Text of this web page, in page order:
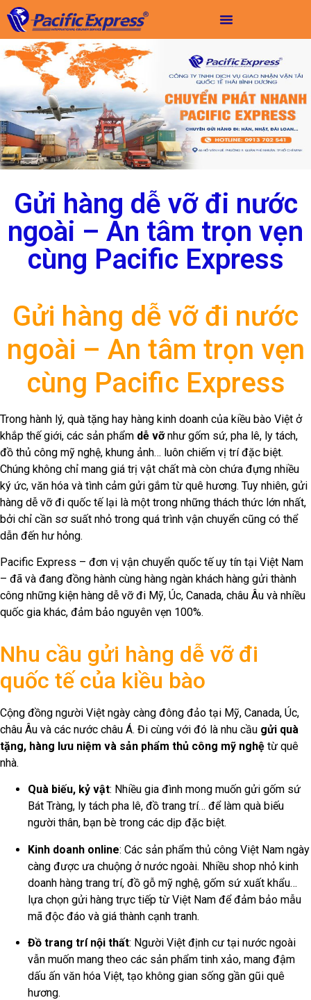
Gửi hàng dễ vỡ đi nước
ngoài – An tâm trọn vẹn
cùng Pacific Express
Gửi hàng dễ vỡ đi nước
ngoài – An tâm trọn vẹn
cùng Pacific Express
Trong hành lý, quà tặng hay hàng kinh doanh của kiều bào Việt ở
khắp thế giới, các sản phẩm dễ vỡnhư gốm sứ, pha lê, ly tách,
đồ thủ công mỹ nghệ, khung ảnh… luôn chiếm vị trí đặc biệt.
Chúng không chỉ mang giá trị vật chất mà còn chứa đựng nhiều
ký ức, văn hóa và tình cảm gửi gắm từ quê hương. Tuy nhiên, gửi
hàng dễ vỡ đi quốc tế lại là một trong những thách thức lớn nhất,
bởi chỉ cần sơ suất nhỏ trong quá trình vận chuyển cũng có thể
dẫn đến hư hỏng.
Pacific Express – đơn vị vận chuyển quốc tế uy tín tại Việt Nam
– đã và đang đồng hành cùng hàng ngàn khách hàng gửi thành
công những kiện hàng dễ vỡ đi Mỹ, Úc, Canada, châu Âu và nhiều
quốc gia khác, đảm bảo nguyên vẹn 100%.
Nhu cầu gửi hàng dễ vỡ đi
quốc tế của kiều bào
Cộng đồng người Việt ngày càng đông đảo tại Mỹ, Canada, Úc,
châu Âu và các nước châu Á. Đi cùng với đó là nhu cầu gửi quà
tặng, hàng lưu niệm và sản phẩm thủ công mỹ nghệ từ quê
nhà.
Quà biếu, kỷ vật: Nhiều gia đình mong muốn gửi gốm sứ
Bát Tràng, ly tách pha lê, đồ trang trí… để làm quà biếu
người thân, bạn bè trong các dịp đặc biệt.
Kinh doanh online: Các sản phẩm thủ công Việt Nam ngày
càng được ưa chuộng ở nước ngoài. Nhiều shop nhỏ kinh
doanh hàng trang trí, đồ gỗ mỹ nghệ, gốm sứ xuất khẩu…
lựa chọn gửi hàng trực tiếp từ Việt Nam để đảm bảo mẫu
mã độc đáo và giá thành cạnh tranh.
Đồ trang trí nội thất: Người Việt định cư tại nước ngoài
vẫn muốn mang theo các sản phẩm tinh xảo, mang đậm
dấu ấn văn hóa Việt, tạo không gian sống gần gũi quê
hương.